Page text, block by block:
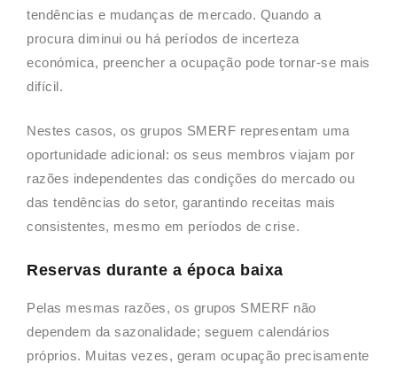
tendências e mudanças de mercado. Quando a
procura diminui ou há períodos de incerteza
económica, preencher a ocupação pode tornar-se mais
difícil.
Nestes casos, os grupos SMERF representam uma
oportunidade adicional: os seus membros viajam por
razões independentes das condições do mercado ou
das tendências do setor, garantindo receitas mais
consistentes, mesmo em períodos de crise.
Reservas durante a época baixa
Pelas mesmas razões, os grupos SMERF não
dependem da sazonalidade; seguem calendários
próprios. Muitas vezes, geram ocupação precisamente